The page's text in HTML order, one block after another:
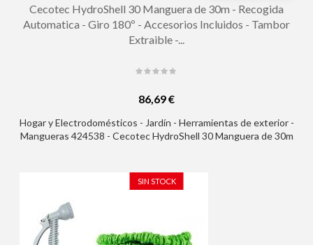
Cecotec HydroShell 30 Manguera de 30m - Recogida
Automatica - Giro 180º - Accesorios Incluidos - Tambor
Extraible -...
86,69 €
Hogar y Electrodomésticos - Jardín - Herramientas de exterior -
Mangueras 424538 - Cecotec HydroShell 30 Manguera de 30m
Color Negro
SIN STOCK